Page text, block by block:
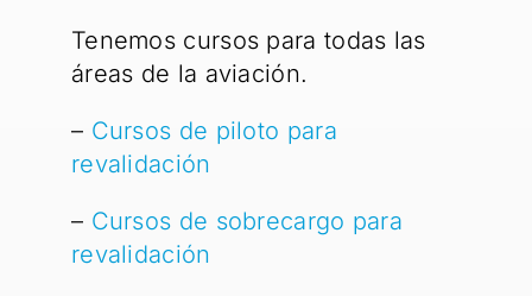
Tenemos cursos para todas las
áreas de la aviación.
– Cursos de piloto para
revalidación
– Cursos de sobrecargo para
revalidación